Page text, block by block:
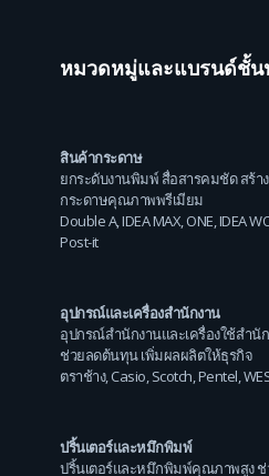
หมวดหมู่และแบรนด์ชั้น
สินค้ากระดาษ
ยกระดับงานพิมพ์ สื่อสารคมชัด สร้า
กระดาษคุณภาพพรีเมียม
Double A,IDEA MAX,ONE,IDEA
Post-it
อุปกรณ์และเครื่องสำนักงาน
อุปกรณ์สำนักงานและเครื่องใช้สำ
ช่วยลดต้นทุน เพิ่มผลผลิตให้ธุรกิจ
ตราช้าง,Casio,Scotch,Pentel,
ปริ้นเตอร์และหมึกพิมพ์
ปริ้นเตอร์และหมึกพิมพ์คุณภาพสูง